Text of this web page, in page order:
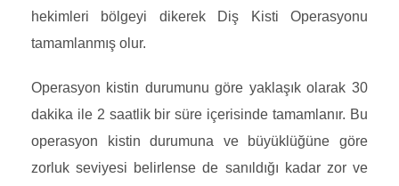
hekimleri bölgeyi dikerek Diş Kisti Operasyonu
tamamlanmış olur.
Operasyon kistin durumunu göre yaklaşık olarak 30
dakika ile 2 saatlik bir süre içerisinde tamamlanır. Bu
operasyon kistin durumuna ve büyüklüğüne göre
zorluk seviyesi belirlense de sanıldığı kadar zor ve